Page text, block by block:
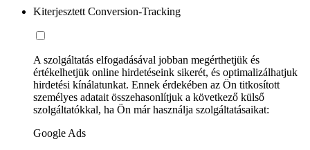
Kiterjesztett Conversion-Tracking
A szolgáltatás elfogadásával jobban megérthetjük és
értékelhetjük online hirdetéseink sikerét, és optimalizálhatjuk
hirdetési kínálatunkat. Ennek érdekében az Ön titkosított
személyes adatait összehasonlítjuk a következő külső
szolgáltatókkal, ha Ön már használja szolgáltatásaikat:
Google Ads